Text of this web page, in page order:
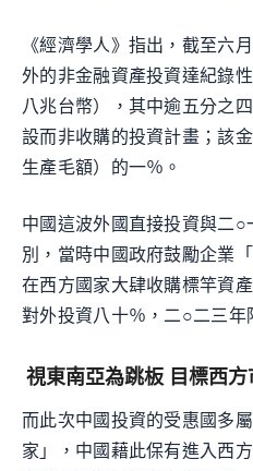
《經濟學人》指出，截至六
外的非金融資產投資達紀錄
八兆台幣），其中逾五分之
設而非收購的投資計畫；該
生產毛額）的一％。
中國這波外國直接投資與二
別，當時中國政府鼓勵企業
在西方國家大肆收購標竿資
對外投資八十％，二○二三年
視東南亞為跳板 目標西方
而此次中國投資的受惠國多
家」，中國藉此保有進入西